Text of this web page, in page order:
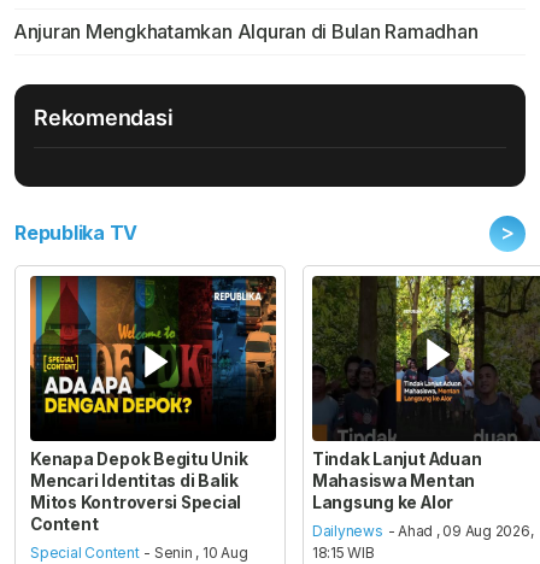
Anjuran Mengkhatamkan Alquran di Bulan Ramadhan
Rekomendasi
Republika TV >
Kenapa Depok Begitu Unik
Mencari Identitas di Balik
Mitos Kontroversi Special
Content
Special Content - Senin , 10 Aug
Tindak Lanjut Aduan
Mahasiswa Mentan
Langsung ke Alor
Dailynews - Ahad , 09 Aug 2026,
18:15 WIB